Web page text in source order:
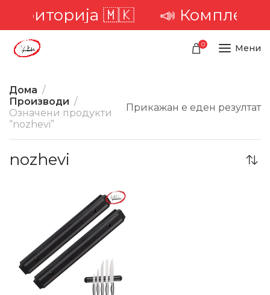
територија 🇲🇰 📣
0 Мени
Дома
Производи
Означени продукти
“nozhevi”
Прикажан е еден резултат
nozhevi